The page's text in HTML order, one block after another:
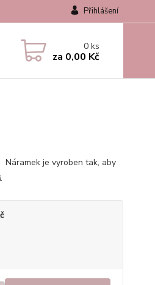
Přihlášení
0ks
za 0,00 Kč
Náramek je vyroben tak, aby